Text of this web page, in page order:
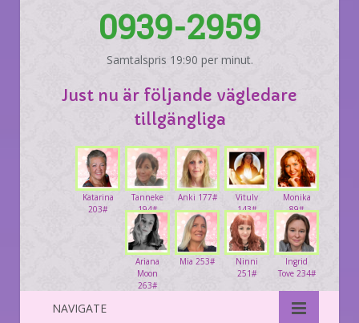
0939-2959
Samtalspris 19:90 per minut.
Just nu är följande vägledare
tillgängliga
Monika
89#
Vitulv
143#
Anki 177#
Tanneke
194#
Katarina
203#
Ingrid
Tove 234#
Ninni
251#
Mia 253#
Ariana
Moon
263#
NAVIGATE